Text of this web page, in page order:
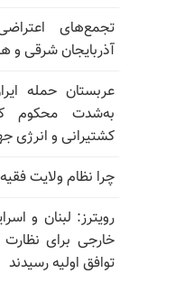
تجمع‌های
آذربایجان شرقی و
عربستان حمله
به‌شدت محکوم
کشتیرانی و انرژی
چرا نظام ولایت
رویترز: لبنان و
خارجی برای
توافق اولیه رسیدند